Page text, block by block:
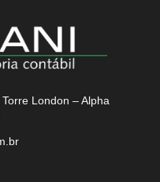
London – Alpha